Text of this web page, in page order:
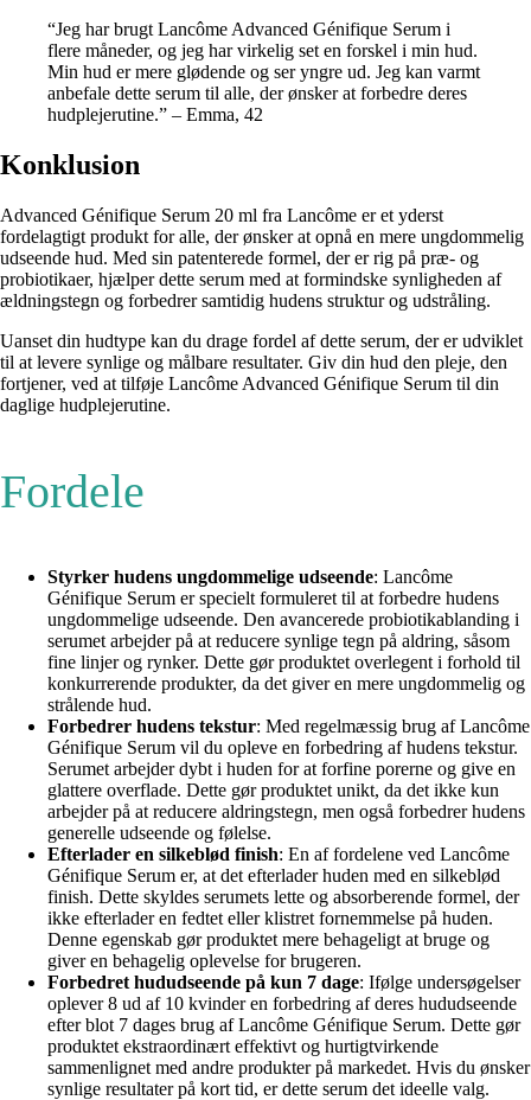
“Jeg har brugt Lancôme Advanced Génifique Serum i
flere måneder, og jeg har virkelig set en forskel i min hud.
Min hud er mere glødende og ser yngre ud. Jeg kan varmt
anbefale dette serum til alle, der ønsker at forbedre deres
hudplejerutine.” – Emma, 42
Konklusion
Advanced Génifique Serum 20 ml fra Lancôme er et yderst
fordelagtigt produkt for alle, der ønsker at opnå en mere ungdommelig
udseende hud. Med sin patenterede formel, der er rig på præ- og
probiotikaer, hjælper dette serum med at formindske synligheden af
ældningstegn og forbedrer samtidig hudens struktur og udstråling.
Uanset din hudtype kan du drage fordel af dette serum, der er udviklet
til at levere synlige og målbare resultater. Giv din hud den pleje, den
fortjener, ved at tilføje Lancôme Advanced Génifique Serum til din
daglige hudplejerutine.
Fordele
Styrker hudens ungdommelige udseende: Lancôme
Génifique Serum er specielt formuleret til at forbedre hudens
ungdommelige udseende. Den avancerede probiotikablanding i
serumet arbejder på at reducere synlige tegn på aldring, såsom
fine linjer og rynker. Dette gør produktet overlegent i forhold til
konkurrerende produkter, da det giver en mere ungdommelig og
strålende hud.
Forbedrer hudens tekstur: Med regelmæssig brug af Lancôme
Génifique Serum vil du opleve en forbedring af hudens tekstur.
Serumet arbejder dybt i huden for at forfine porerne og give en
glattere overflade. Dette gør produktet unikt, da det ikke kun
arbejder på at reducere aldringstegn, men også forbedrer hudens
generelle udseende og følelse.
Efterlader en silkeblød finish: En af fordelene ved Lancôme
Génifique Serum er, at det efterlader huden med en silkeblød
finish. Dette skyldes serumets lette og absorberende formel, der
ikke efterlader en fedtet eller klistret fornemmelse på huden.
Denne egenskab gør produktet mere behageligt at bruge og
giver en behagelig oplevelse for brugeren.
Forbedret hududseende på kun 7 dage: Ifølge undersøgelser
oplever 8 ud af 10 kvinder en forbedring af deres hududseende
efter blot 7 dages brug af Lancôme Génifique Serum. Dette gør
produktet ekstraordinært effektivt og hurtigtvirkende
sammenlignet med andre produkter på markedet. Hvis du ønsker
synlige resultater på kort tid, er dette serum det ideelle valg.